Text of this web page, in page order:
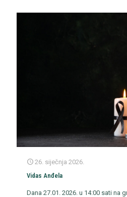
26. siječnja 2026.
Vidas Anđela
Dana 27.01. 2026. u 14:00 sati na